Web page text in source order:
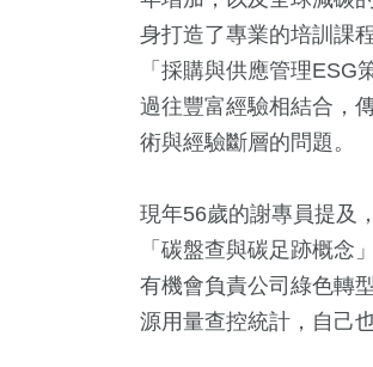
身打造了專業的培訓課
「採購與供應管理
過往豐富經驗相結合，
術與經驗斷層的問題。
現年56歲的謝專員提及
「碳盤查與碳足跡概念
有機會負責公司綠色轉
源用量查控統計，自己
1762+ 12+
綜藝
465+ 45+
健